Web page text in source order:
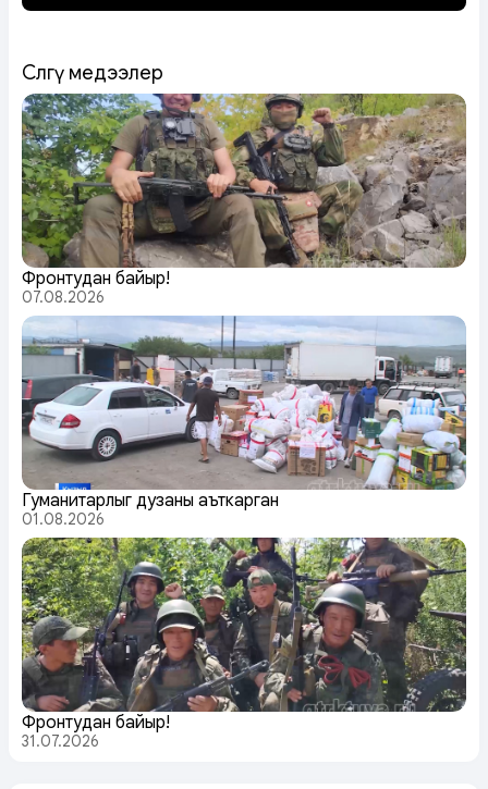
Сөөлгү медээлер
Фронтудан байыр!
07.08.2026
Гуманитарлыг дузаны аъткарган
01.08.2026
Фронтудан байыр!
31.07.2026